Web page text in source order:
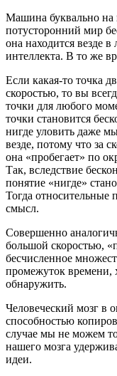
Машина буквально на
потусторонний мир
она находится везде
интеллекта. В то же
Если какая-то точка
скоростью, то вы
точки для любого
точки становится
нигде уловить даже
везде, потому что за
она «пробегает» по
Так, вследствие
понятие «нигде»
Тогда относительные
смысл.
Совершенно
большой скоростью,
бесчисленное
промежуток времени,
обнаружить.
Человеческий мозг в
способностью
случае мы не можем
нашего мозга
идеи.